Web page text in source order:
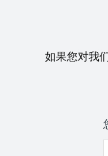
如果您对我